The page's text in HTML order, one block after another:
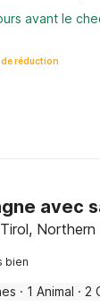
avant le
de réduction
avec
bien
· 1 Animal · 2